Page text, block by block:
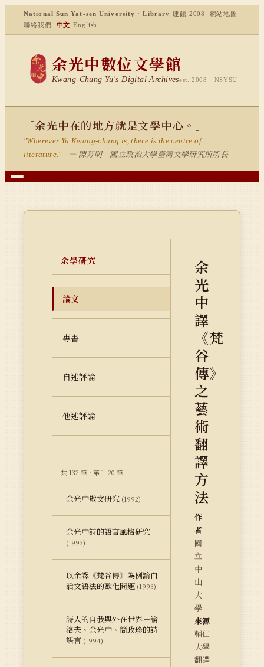
National Sun Yat-sen University · Library ·建館 2008 網站地圖 ·
聯絡我們
中文·English
余光中數位文學館
Kwang-Chung Yu's Digital Archivesest. 2008 · NSYSU
「余光中在的地方就是文學中心。」
"Wherever Yu Kwang-chung is, there is the centre of
literature."
— 陳芳明 國立政治大學臺灣文學研究所所長
余學研究
論文
專書
自述評論
他述評論
共 132 筆 · 第 1–20 筆
余光中散文研究 (1992)
余光中詩的語言風格研究
(1993)
以余譯《梵谷傳》為例論白
話文語法的歐化問題 (1993)
詩人的自我與外在世界－論
洛夫、余光中、簡政珍的詩
語言 (1994)
余
光
中
譯
《梵
谷
傳》
之
藝
術
翻
譯
方
法
作
者
國
立
中
山
大
學
來源
輔仁
大學
翻譯